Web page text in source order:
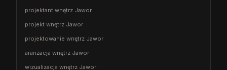
projektant wnętrz Jawor
projekt wnętrz Jawor
projektowanie wnętrz Jawor
aranżacja wnętrz Jawor
wizualizacja wnętrz Jawor